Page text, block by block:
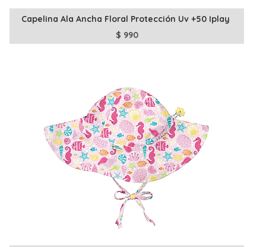
Capelina Ala Ancha Floral Protección Uv +50 Iplay
$ 990